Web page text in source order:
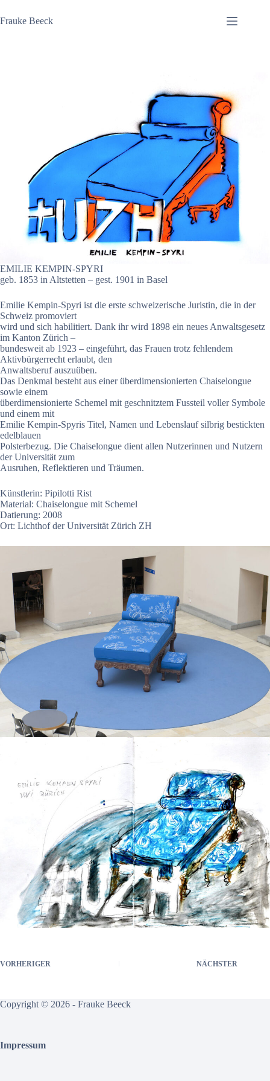
Inhalt
springen
Frauke Beeck
EMILIE KEMPIN-SPYRI
geb. 1853 in Altstetten – gest. 1901 in Basel
Emilie Kempin-Spyri ist die erste schweizerische Juristin, die in der
Schweiz promoviert
wird und sich habilitiert. Dank ihr wird 1898 ein neues Anwaltsgesetz
im Kanton Zürich –
bundesweit ab 1923 – eingeführt, das Frauen trotz fehlendem
Aktivbürgerrecht erlaubt, den
Anwaltsberuf auszuüben.
Das Denkmal besteht aus einer überdimensionierten Chaiselongue
sowie einem
überdimensionierte Schemel mit geschnitztem Fussteil voller Symbole
und einem mit
Emilie Kempin-Spyris Titel, Namen und Lebenslauf silbrig bestickten
edelblauen
Polsterbezug. Die Chaiselongue dient allen Nutzerinnen und Nutzern
der Universität zum
Ausruhen, Reflektieren und Träumen.
Künstlerin: Pipilotti Rist
Material: Chaiselongue mit Schemel
Datierung: 2008
Ort: Lichthof der Universität Zürich ZH
VORHERIGER NÄCHSTER
Copyright © 2026 - Frauke Beeck
Impressum